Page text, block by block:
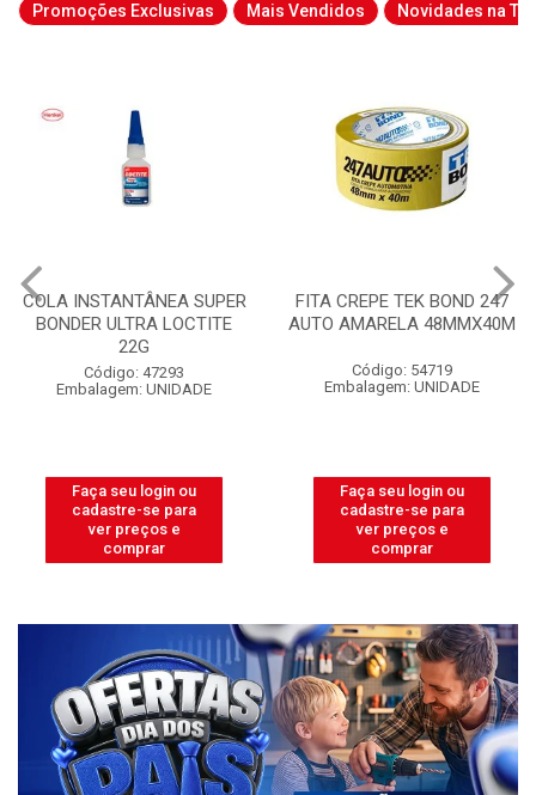
Promoções Exclusivas Mais Vendidos Novidades na
COLA INSTANTÂNEA SUPER
BONDER ULTRA LOCTITE
22G
Código: 47293
Embalagem: UNIDADE
Faça seu login ou
cadastre-se para
ver preços e
comprar
FITA CREPE TEK BOND 247
AUTO AMARELA 48MMX40M
Código: 54719
Embalagem: UNIDADE
Faça seu login ou
cadastre-se para
ver preços e
comprar